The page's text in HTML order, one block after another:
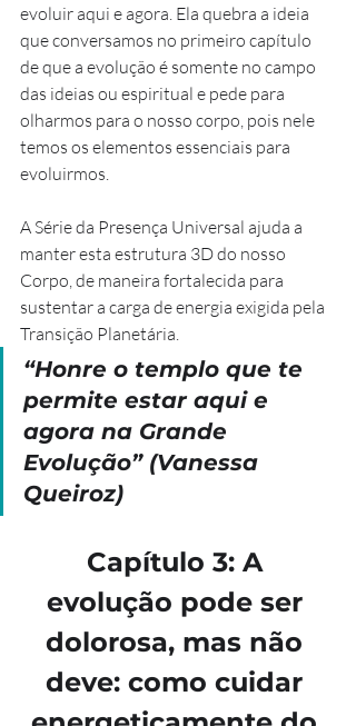
evoluir aqui e agora. Ela quebra a ideia
que conversamos no primeiro capítulo
de que a evolução é somente no campo
das ideias ou espiritual e pede para
olharmos para o nosso corpo, pois nele
temos os elementos essenciais para
evoluirmos.
A Série da Presença Universal ajuda a
manter esta estrutura 3D do nosso
Corpo, de maneira fortalecida para
sustentar a carga de energia exigida pela
Transição Planetária.
“Honre o templo que te
permite estar aqui e
agora na Grande
Evolução” (Vanessa
Queiroz)
Capítulo 3: A
evolução pode ser
dolorosa, mas não
deve: como cuidar